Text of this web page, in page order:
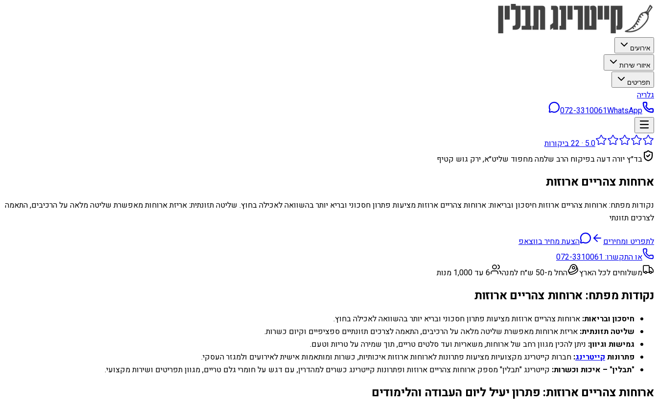
אירועים
איזורי שירות
תפריטים
גלריה
072-3310061WhatsApp
5.0
·
22ביקורות
בד״ץ יורה דעה בפיקוח הרב שלמה מחפוד שליט״א, ירק גוש קטיף
ארוחות צהריים ארוזות
נקודות מפתח: ארוחות צהריים ארוזות חיסכון ובריאות: ארוחות צהריים ארוזות מציעות פתרון חסכוני ובריא יותר בהשוואה לאכילה בחוץ. שליטה תזונתית: אריזת ארוחות מאפשרת שליטה מלאה על הרכיבים, התאמה
לצרכים תזונתי
לתפריט ומחירים
הצעת מחיר בווצאפ
או התקשרו:072-3310061
משלוחים לכל הארץ
החל מ-50 ש״ח למנה 6 עד 1,000 מנות
נקודות מפתח: ארוחות צהריים ארוזות
חיסכון ובריאות: ארוחות צהריים ארוזות מציעות פתרון חסכוני ובריא יותר בהשוואה לאכילה בחוץ.
שליטה תזונתית: אריזת ארוחות מאפשרת שליטה מלאה על הרכיבים, התאמה לצרכים תזונתיים ספציפיים וקיום כשרות.
גמישות וגיוון: ניתן להכין מגוון רחב של ארוחות, משאריות ועד סלטים טריים, תוך שמירה על טריות וטעם.
פתרונות קייטרינג: חברות קייטרינג מקצועיות מציעות פתרונות לארוחות ארוזות איכותיות, כשרות ומותאמות אישית לאירועים ולמגזר העסקי.
"תבלין" – איכות וכשרות: קייטרינג "תבלין" מספק ארוחות צהריים ארוזות ופתרונות קייטרינג כשרים למהדרין, עם דגש על חומרי גלם טריים, מגוון תפריטים ושירות מקצועי.
ארוחות צהריים ארוזות: פתרון יעיל ליום העבודה והלימודים